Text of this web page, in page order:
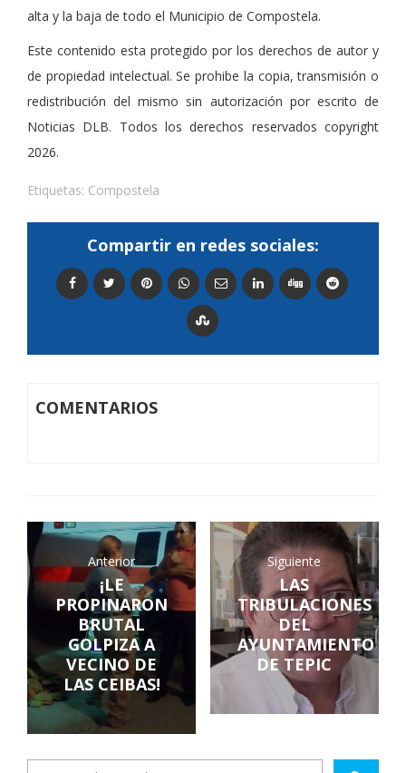
alta y la baja de todo el Municipio de Compostela.
Este contenido esta protegido por los derechos de autor y
de propiedad intelectual. Se prohibe la copia, transmisión o
redistribución del mismo sin autorización por escrito de
Noticias DLB. Todos los derechos reservados copyright
2026.
Etiquetas: Compostela
Compartir en redes sociales:
COMENTARIOS
Anterior
¡LE
PROPINARON
BRUTAL
GOLPIZA A
VECINO DE
LAS CEIBAS!
Siguiente
LAS
TRIBULACIONES
DEL
AYUNTAMIENTO
DE TEPIC